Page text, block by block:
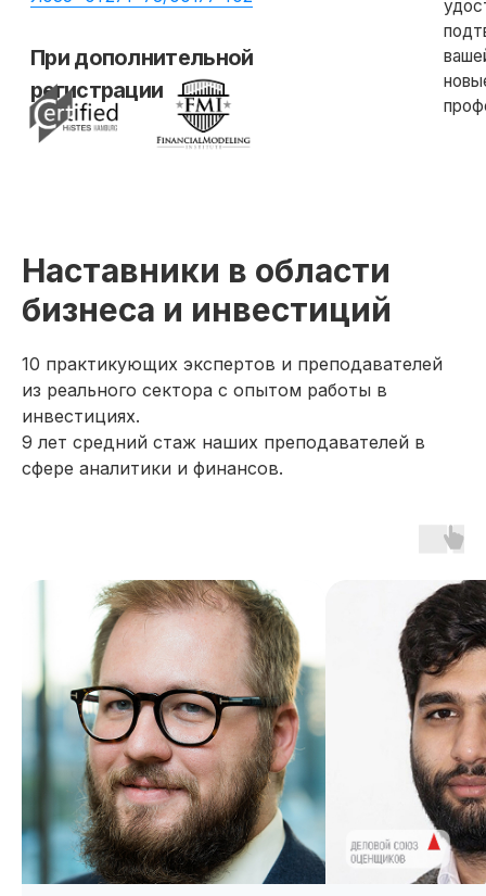
Наставники в области
бизнеса и инвестиций
10 практикующих экспертов и преподавателей
из реального сектора с опытом работы в
инвестициях.
9 лет средний стаж наших преподавателей в
сфере аналитики и финансов.